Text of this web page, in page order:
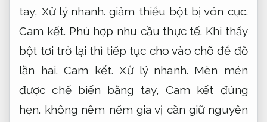
tay, Xử lý nhanh. giảm thiểu bột bị vón cục.
Cam kết. Phù hợp nhu cầu thực tế. Khi thấy
bột tơi trở lại thì tiếp tục cho vào chõ để đồ
lần hai.Cam kết. Xử lý nhanh. Mèn mén
được chế biến bằng tay, Cam kết đúng
hẹn. không nêm nếm gia vị cần giữ nguyên